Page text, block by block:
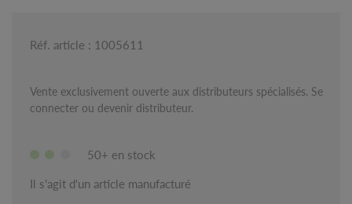
Réf. article : 1005611
Vente exclusivement ouverte aux distributeurs spécialisés. Se
connecter ou devenir distributeur.
50+ en stock
Il s'agit d'un article manufacturé